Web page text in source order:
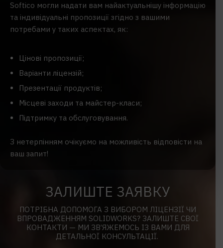
Softico могли надати вам найактуальнішу інформацію
та індивідуальні пропозиції згідно з вашими
потребами у таких аспектах, як:
Цінові пропозиції;
Варіанти ліцензій;
Презентації продуктів;
Місцеві заходи та майстер-класи;
Підтримку та обслуговування.
З нетерпінням очікуємо на можливість відповісти на
ваш запит!
ЗАЛИШТЕ ЗАЯВКУ
ПОТРІБНА ДОПОМОГА З ВИБОРОМ ЛІЦЕНЗІЇ ЧИ
ВПРОВАДЖЕННЯМ SOLIDWORKS? ЗАЛИШТЕ СВОЇ
КОНТАКТИ — МИ ЗВ’ЯЖЕМОСЬ ІЗ ВАМИ ДЛЯ
ДЕТАЛЬНОЇ КОНСУЛЬТАЦІЇ.